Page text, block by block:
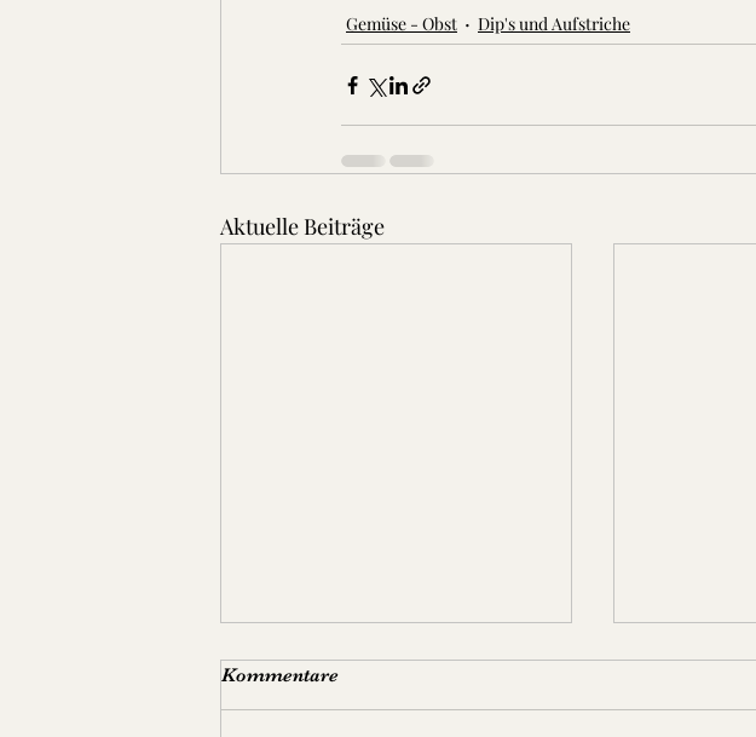
Gemüse - Obst
Dip's und Aufstriche
Aktuelle Beiträge
Kommentare